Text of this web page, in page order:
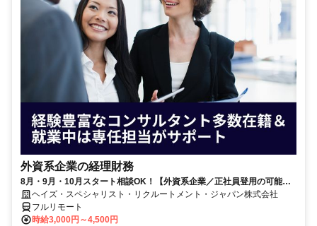
外資系企業の経理財務
8月・9月・10月スタート相談OK！【外資系企業／正社員登用の可能性
大／700万～800万／リモート勤務OK】経理財務
ヘイズ・スペシャリスト・リクルートメント・ジャパン株式会社
フルリモート
時給3,000円～4,500円